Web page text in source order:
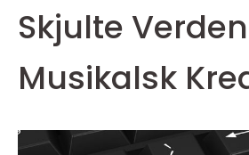
Skjulte
Musikalsk